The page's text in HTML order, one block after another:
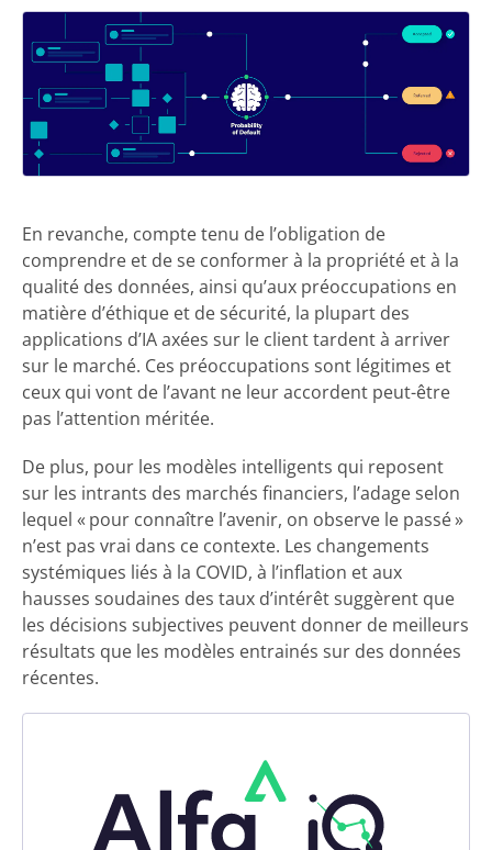
En revanche, compte tenu de l’obligation de
comprendre et de se conformer à la propriété et à la
qualité des données, ainsi qu’aux préoccupations en
matière d’éthique et de sécurité, la plupart des
applications d’IA axées sur le client tardent à arriver
sur le marché. Ces préoccupations sont légitimes et
ceux qui vont de l’avant ne leur accordent peut-être
pas l’attention méritée.
De plus, pour les modèles intelligents qui reposent
sur les intrants des marchés financiers, l’adage selon
lequel « pour connaître l’avenir, on observe le passé »
n’est pas vrai dans ce contexte. Les changements
systémiques liés à la COVID, à l’inflation et aux
hausses soudaines des taux d’intérêt suggèrent que
les décisions subjectives peuvent donner de meilleurs
résultats que les modèles entrainés sur des données
récentes.